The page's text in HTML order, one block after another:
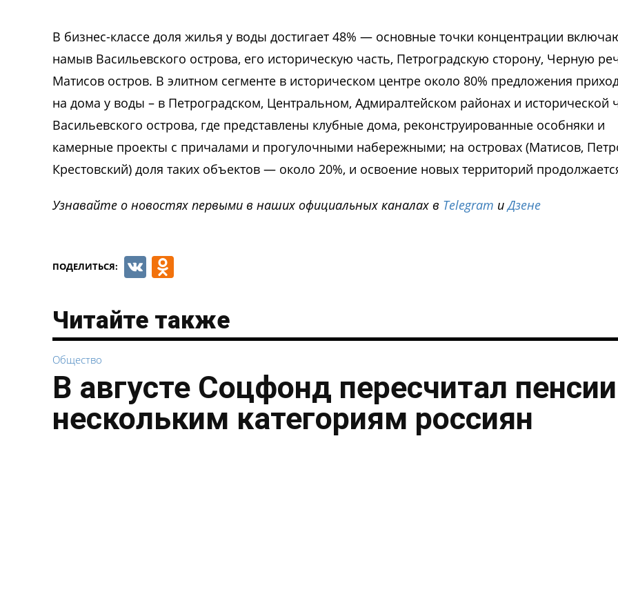
В бизнес-классе доля жилья у воды достигает 48% — основные точки концентрации
намыв Васильевского острова, его историческую часть, Петроградскую сторону, Черную
Матисов остров. В элитном сегменте в историческом центре около 80% предложения
на дома у воды – в Петроградском, Центральном, Адмиралтейском районах и исторической
Васильевского острова, где представлены клубные дома, реконструированные особняки и
камерные проекты с причалами и прогулочными набережными; на островах (Матисов,
Крестовский) доля таких объектов — около 20%, и освоение новых территорий
Узнавайте о новостях первыми в наших официальных каналах в Telegram иДзене
ПОДЕЛИТЬСЯ: VK
Читайте также
Общество
В августе Соцфонд пересчитал пенсии
нескольким категориям россиян